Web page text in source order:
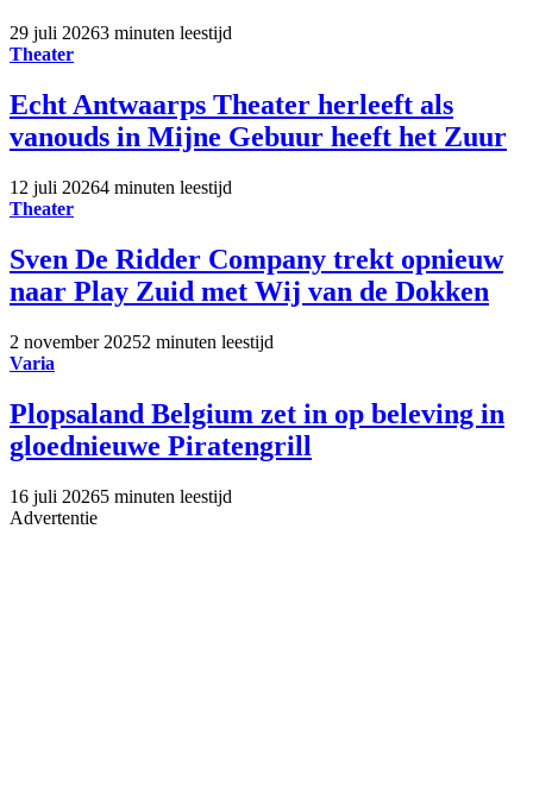
29 juli 20263 minuten leestijd
Theater
Echt Antwaarps Theater herleeft als
vanouds in Mijne Gebuur heeft het Zuur
12 juli 20264 minuten leestijd
Theater
Sven De Ridder Company trekt opnieuw
naar Play Zuid met Wij van de Dokken
2 november 20252 minuten leestijd
Varia
Plopsaland Belgium zet in op beleving in
gloednieuwe Piratengrill
16 juli 20265 minuten leestijd
Advertentie